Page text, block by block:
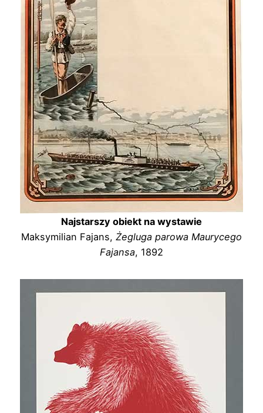
Najstarszy obiekt na wystawie
Maksymilian Fajans, Żegluga parowa Maurycego
Fajansa, 1892